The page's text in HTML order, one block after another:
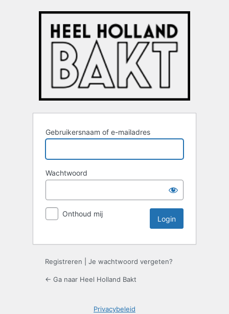
Gebruikersnaam of e-mailadres
Wachtwoord
Onthoud mij
Registreren Je wachtwoord vergeten?
← Ga naar Heel Holland Bakt
Privacybeleid